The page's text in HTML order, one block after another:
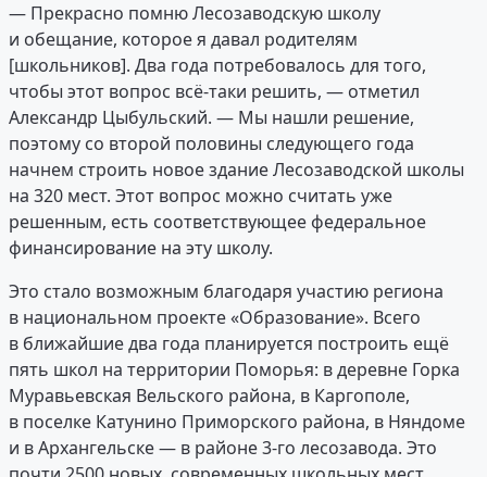
— Прекрасно помню Лесозаводскую школу
и обещание, которое я давал родителям
[школьников]. Два года потребовалось для того,
чтобы этот вопрос всё-таки решить, — отметил
Александр Цыбульский. — Мы нашли решение,
поэтому со второй половины следующего года
начнем строить новое здание Лесозаводской школы
на 320 мест. Этот вопрос можно считать уже
решенным, есть соответствующее федеральное
финансирование на эту школу.
Это стало возможным благодаря участию региона
в национальном проекте «Образование». Всего
в ближайшие два года планируется построить ещё
пять школ на территории Поморья: в деревне Горка
Муравьевская Вельского района, в Каргополе,
в поселке Катунино Приморского района, в Няндоме
и в Архангельске — в районе 3-го лесозавода. Это